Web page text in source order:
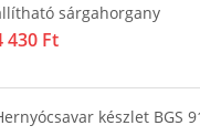
MULTISOFT